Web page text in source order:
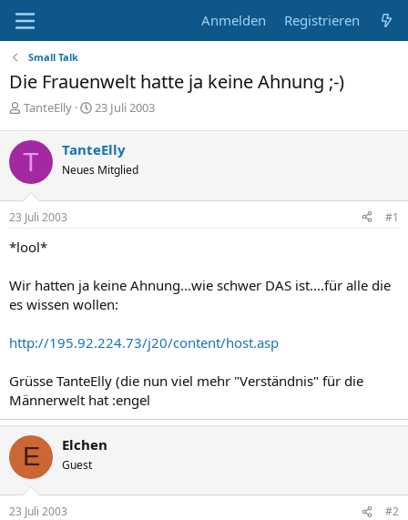
Anmelden Registrieren
Small Talk
Die Frauenwelt hatte ja keine Ahnung ;-)
E
s
t
l
l
e
TanteElly
E
t
e
l
23 Juli 2003
T TanteElly
Neues Mitglied
23 Juli 2003 #1
*lool*
Wir hatten ja keine Ahnung...wie schwer DAS ist....für alle die
es wissen wollen:
http://195.92.224.73/j20/content/host.asp
Grüsse TanteElly (die nun viel mehr "Verständnis" für die
Männerwelt hat :engel
E Elchen
Guest
23 Juli 2003 #2